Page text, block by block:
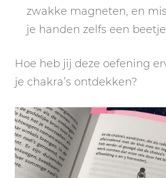
zwakke magneten, en
je handen zelfs een
Hoe heb jij deze oefening
je chakra’s ontdekken?